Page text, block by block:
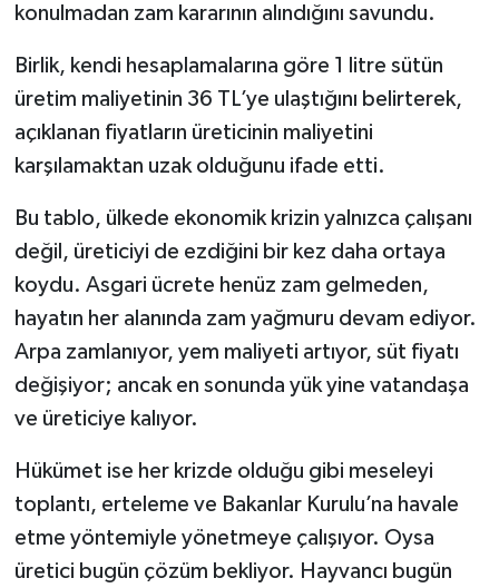
konulmadan zam kararının alındığını savundu.
Birlik, kendi hesaplamalarına göre 1 litre sütün
üretim maliyetinin 36 TL’ye ulaştığını belirterek,
açıklanan fiyatların üreticinin maliyetini
karşılamaktan uzak olduğunu ifade etti.
Bu tablo, ülkede ekonomik krizin yalnızca çalışanı
değil, üreticiyi de ezdiğini bir kez daha ortaya
koydu. Asgari ücrete henüz zam gelmeden,
hayatın her alanında zam yağmuru devam ediyor.
Arpa zamlanıyor, yem maliyeti artıyor, süt fiyatı
değişiyor; ancak en sonunda yük yine vatandaşa
ve üreticiye kalıyor.
Hükümet ise her krizde olduğu gibi meseleyi
toplantı, erteleme ve Bakanlar Kurulu’na havale
etme yöntemiyle yönetmeye çalışıyor. Oysa
üretici bugün çözüm bekliyor. Hayvancı bugün